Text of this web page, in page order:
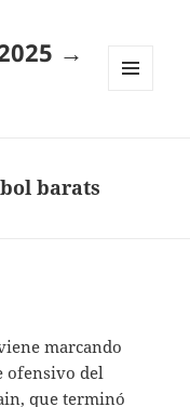
→
barats
marcando
ofensivo del
que terminó